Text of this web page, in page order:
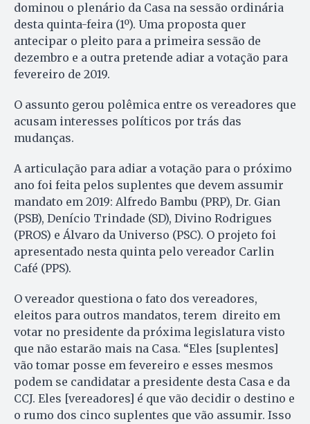
dominou o plenário da Casa na sessão ordinária
desta quinta-feira (1º). Uma proposta quer
antecipar o pleito para a primeira sessão de
dezembro e a outra pretende adiar a votação para
fevereiro de 2019.
O assunto gerou polêmica entre os vereadores que
acusam interesses políticos por trás das
mudanças.
A articulação para adiar a votação para o próximo
ano foi feita pelos suplentes que devem assumir
mandato em 2019: Alfredo Bambu (PRP), Dr. Gian
(PSB), Denício Trindade (SD), Divino Rodrigues
(PROS) e Álvaro da Universo (PSC). O projeto foi
apresentado nesta quinta pelo vereador Carlin
Café (PPS).
O vereador questiona o fato dos vereadores,
eleitos para outros mandatos, terem direito em
votar no presidente da próxima legislatura visto
que não estarão mais na Casa. “Eles [suplentes]
vão tomar posse em fevereiro e esses mesmos
podem se candidatar a presidente desta Casa e da
CCJ. Eles [vereadores] é que vão decidir o destino e
o rumo dos cinco suplentes que vão assumir. Isso